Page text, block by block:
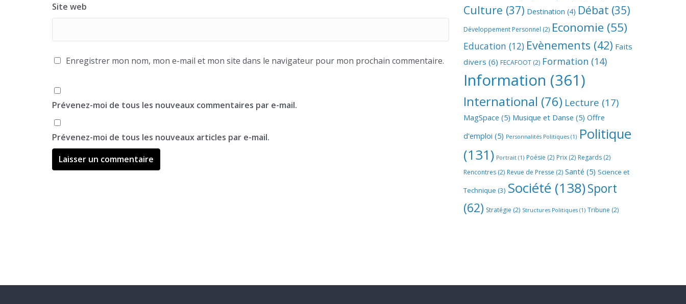
Site web
Enregistrer mon nom, mon e-mail et mon site dans le navigateur pour mon prochain commentaire.
Prévenez-moi de tous les nouveaux commentaires par e-mail.
Prévenez-moi de tous les nouveaux articles par e-mail.
Culture (37) Destination (4) Débat (35)
Développement Personnel (2) Economie (55)
Education (12) Evènements (42) Faits
divers (6) FECAFOOT (2) Formation (14)
Information (361)
International (76) Lecture (17)
MagSpace (5) Musique et Danse (5) Offre
d'emploi (5) Personnalités Politiques (1) Politique
(131) Portrait (1) Poésie (2) Prix (2) Regards (2)
Rencontres (2) Revue de Presse (2) Santé (5) Science et
Technique (3) Société (138)Sport
(62) Stratégie (2) Structures Politiques (1) Tribune (2)